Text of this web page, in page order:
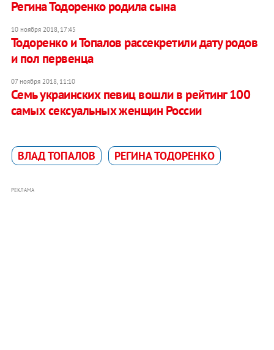
Регина Тодоренко родила сына
10 ноября 2018, 17:45
Тодоренко и Топалов рассекретили дату родов
и пол первенца
07 ноября 2018, 11:10
Семь украинских певиц вошли в рейтинг 100
самых сексуальных женщин России
ВЛАД ТОПАЛОВ РЕГИНА ТОДОРЕНКО
РЕКЛАМА